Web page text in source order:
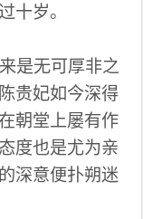
十岁。
是无可厚非之
贵妃如今深得
朝堂上屡有作
度也是尤为亲
深意便扑朔迷